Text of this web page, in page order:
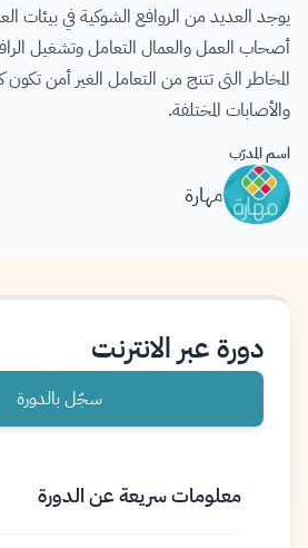
يوجد العديد من الروافع الشوكية في بيئات
أصحاب العمل والعمال التعامل وتشغيل
المخاطر التى تتنج من التعامل الغير أمن تكون
والأصابات المختلفة.
اسم المدرّب
مهارة
دورة عبر الانترنت
سجّل بالدورة
معلومات سريعة عن الدورة